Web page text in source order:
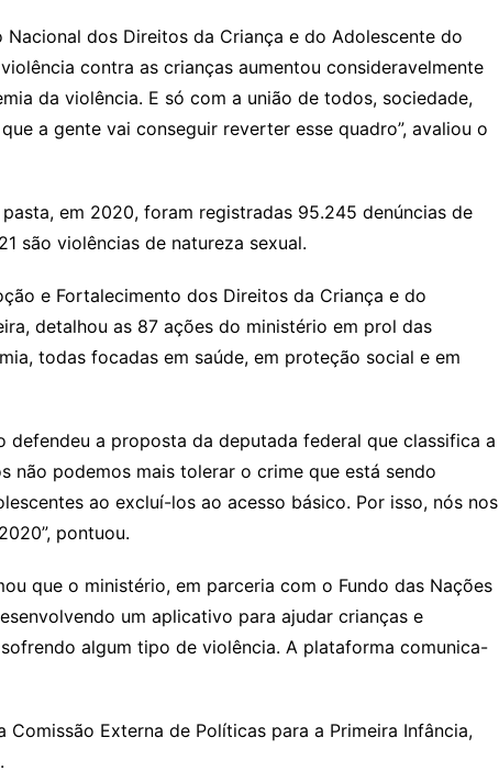
dos Direitos da Criança e do Adolescente do
contra as crianças aumentou consideravelmente
da violência. E só com a união de todos, sociedade,
a gente vai conseguir reverter esse quadro”, avaliou o
em 2020, foram registradas 95.245 denúncias de
são violências de natureza sexual.
e Fortalecimento dos Direitos da Criança e do
detalhou as 87 ações do ministério em prol das
todas focadas em saúde, em proteção social e em
defendeu a proposta da deputada federal que classifica a
não podemos mais tolerar o crime que está sendo
ao excluí-los ao acesso básico. Por isso, nós nos
pontuou.
que o ministério, em parceria com o Fundo das Nações
um aplicativo para ajudar crianças e
algum tipo de violência. A plataforma comunica-
Externa de Políticas para a Primeira Infância,